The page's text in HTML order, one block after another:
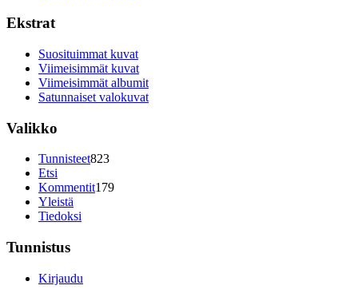
Ekstrat
Suosituimmat kuvat
Viimeisimmät kuvat
Viimeisimmät albumit
Satunnaiset valokuvat
Valikko
Tunnisteet823
Etsi
Kommentit179
Yleistä
Tiedoksi
Tunnistus
Kirjaudu